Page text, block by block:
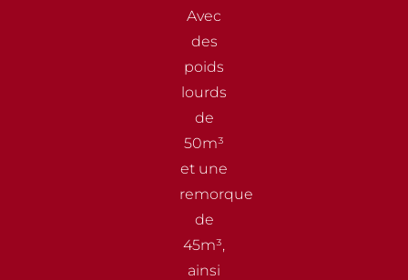
Avec
des
poids
lourds
de
50m³
et une
remorque
de
45m³,
ainsi